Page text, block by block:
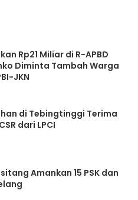
Rp21 Miliar di R-APBD
Diminta Tambah Warga
JKN
di Tebingtinggi Terima
dari LPCI
Amankan 15 PSK dan